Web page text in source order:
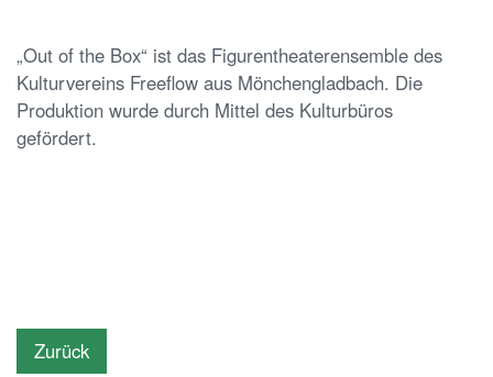
„Out of the Box“ ist das Figurentheaterensemble des
Kulturvereins Freeflow aus Mönchengladbach. Die
Produktion wurde durch Mittel des Kulturbüros
gefördert.
Zurück